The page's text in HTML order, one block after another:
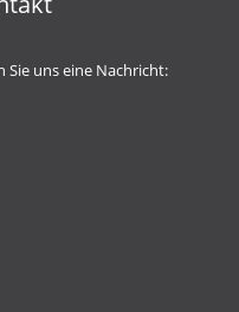
Sie uns eine Nachricht: